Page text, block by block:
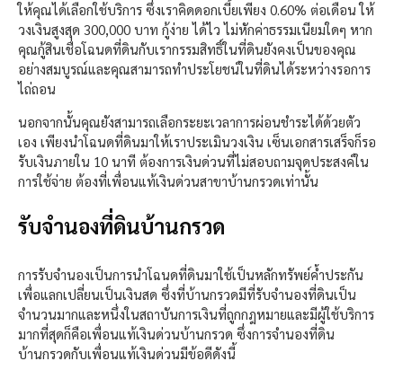
ให้คุณได้เลือกใช้บริการ ซึ่งเราคิดดอกเบี้ยเพียง 0.60% ต่อเดือน ให้
วงเงินสูงสุด 300,000 บาท กู้ง่าย ได้ไว ไม่หักค่าธรรมเนียมใดๆ หาก
คุณกู้สินเชื่อโฉนดที่ดินกับเรากรรมสิทธิ์ในที่ดินยังคงเป็นของคุณ
อย่างสมบูรณ์และคุณสามารถทำประโยชน์ในที่ดินได้ระหว่างรอการ
ไถ่ถอน
นอกจากนั้นคุณยังสามารถเลือกระยะเวลาการผ่อนชำระได้ด้วยตัว
เอง เพียงนำโฉนดที่ดินมาให้เราประเมินวงเงิน เซ็นเอกสารเสร็จก็รอ
รับเงินภายใน 10 นาที ต้องการเงินด่วนที่ไม่สอบถามจุดประสงค์ใน
การใช้จ่าย ต้องที่เพื่อนแท้เงินด่วนสาขาบ้านกรวดเท่านั้น
รับจำนองที่ดินบ้านกรวด
การรับจำนองเป็นการนำโฉนดที่ดินมาใช้เป็นหลักทรัพย์ค้ำประกัน
เพื่อแลกเปลี่ยนเป็นเงินสด ซึ่งที่บ้านกรวดมีที่รับจำนองที่ดินเป็น
จำนวนมากและหนึ่งในสถาบันการเงินที่ถูกกฎหมายและมีผู้ใช้บริการ
มากที่สุดก็คือเพื่อนแท้เงินด่วนบ้านกรวด ซึ่งการจำนองที่ดิน
บ้านกรวดกับเพื่อนแท้เงินด่วนมีข้อดีดังนี้